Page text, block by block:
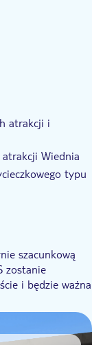
atrakcji i
Wiednia
typu
poznać
szacunkową
zostanie
i będzie ważna
od wybranej
jeśli